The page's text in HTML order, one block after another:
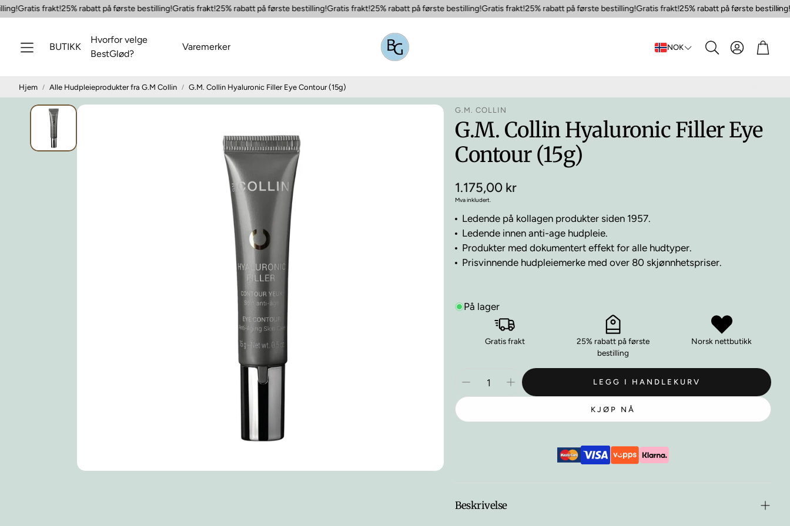
25% rabatt på første bestilling!
Gratis frakt!25% rabatt på første bestilling!Gratis frakt!25% rabatt på første bestilling!Gratis frakt!25% rabatt på første bestilling!Gratis frakt!25% rabatt på første bestilling!Gratis frakt!
BUTIKK
Hvorfor velge
BestGlød?
Varemerker NOK
Søk
Konto
Hjem Alle Hudpleieprodukter fra G.M Collin G.M. Collin Hyaluronic Filler Eye Contour (15g)
G.M. COLLIN
G.M. Collin Hyaluronic Filler Eye
Contour (15g)
Vanlig
pris
1.175,00 kr
Mva inkludert.
Ledende på kollagen produkter siden 1957.
Ledende innen anti-age hudpleie.
Produkter med dokumentert effekt for alle hudtyper.
Prisvinnende hudpleiemerke med over 80 skjønnhetspriser.
På lager
Gratis frakt
25% rabatt på første
bestilling
Norsk nettbutikk
LEGG I HANDLEKURV
KJØP NÅ
Beskrivelse